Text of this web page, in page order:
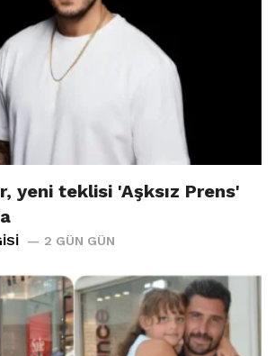
yeni teklisi 'Aşksız Prens'
2 GÜN GÜN